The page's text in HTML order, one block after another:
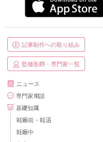
記事制作への取り組み
監修医師・専門家一覧
ニュース
専門家相談
基礎知識
妊娠前・妊活
妊娠中